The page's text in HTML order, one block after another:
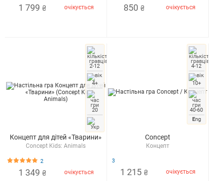
1 799 ₴ очікується 850 ₴ очікується
Концепт для дітей «Тварини»
Concept Kids: Animals
2-12
4+
20
2
1 349 ₴ очікується
Concept
Концепт
4-12
10+
40-60
Eng
3
1 215 ₴ очікується